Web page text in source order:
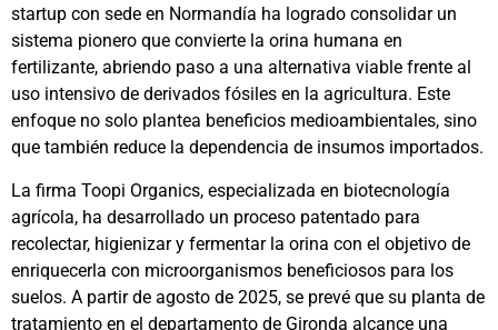
startup con sede en Normandía ha logrado consolidar un
sistema pionero que convierte la orina humana en
fertilizante, abriendo paso a una alternativa viable frente al
uso intensivo de derivados fósiles en la agricultura. Este
enfoque no solo plantea beneficios medioambientales, sino
que también reduce la dependencia de insumos importados.
La firma Toopi Organics, especializada en biotecnología
agrícola, ha desarrollado un proceso patentado para
recolectar, higienizar y fermentar la orina con el objetivo de
enriquecerla con microorganismos beneficiosos para los
suelos. A partir de agosto de 2025, se prevé que su planta de
tratamiento en el departamento de Gironda alcance una